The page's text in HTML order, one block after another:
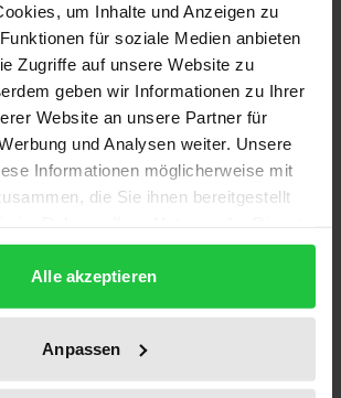
um Inhalte und Anzeigen zu
für soziale Medien anbieten
Zugriffe auf unsere Website zu
geben wir Informationen zu Ihrer
Website an unsere Partner für
und Analysen weiter. Unsere
Informationen möglicherweise mit
die Sie ihnen bereitgestellt
Alle akzeptieren
Anpassen
spielt in vielen Disziplinen eine
wird auch der Ausdruck „Risiko“
Rechtswissenschaft spielt der
etwa in Strafrecht und im
große Rolle, aber auch im Medizin-
sowie in der juristischen
Im vorliegenden Band werden
und „Risiko“ in
Perspektive geklärt und ihre
verschiedenen Kontexten
sich um die Ergebnisse einer